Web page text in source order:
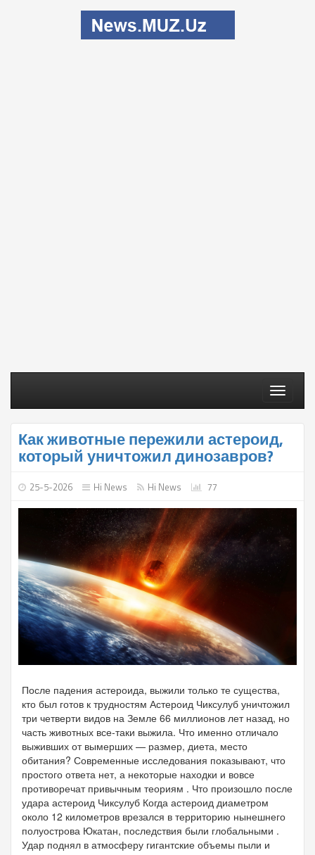
Toggle
Как животные пережили астероид,
который уничтожил динозавров?
25-5-2026 Hi News Hi News 77
После падения астероида, выжили только те существа,
кто был готов к трудностям Астероид Чиксулуб уничтожил
три четверти видов на Земле 66 миллионов лет назад, но
часть животных все-таки выжила. Что именно отличало
выживших от вымерших — размер, диета, место
обитания? Современные исследования показывают, что
простого ответа нет, а некоторые находки и вовсе
противоречат привычным теориям . Что произошло после
удара астероид Чиксулуб Когда астероид диаметром
около 12 километров врезался в территорию нынешнего
полуострова Юкатан, последствия были глобальными .
Удар поднял в атмосферу гигантские объемы пыли и